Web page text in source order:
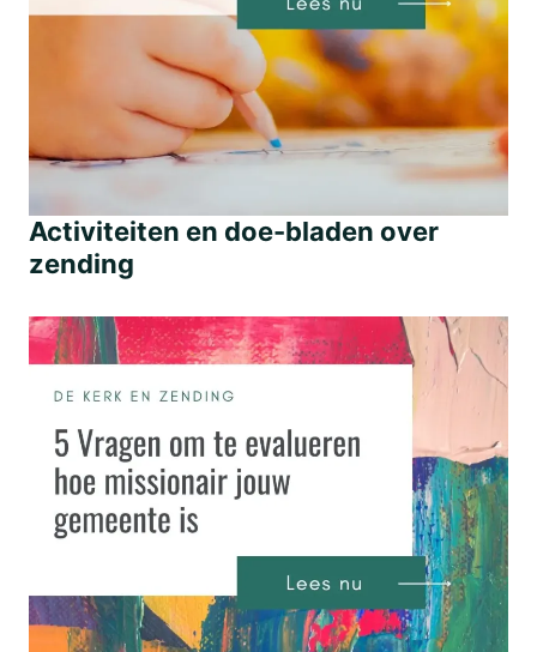
Activiteiten en doe-bladen over
zending